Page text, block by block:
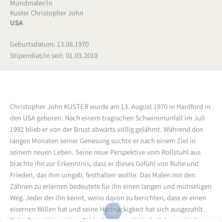
Mundmaler/in
Kuster Christopher John
USA
Geburtsdatum: 13.08.1970
Stipendiat/in seit: 01.03.2010
Christopher John KUSTER wurde am 13. August 1970 in Hardford in
den USA geboren. Nach einem tragischen Schwimmunfall im Juli
1992 blieb er von der Brust abwärts völlig gelähmt. Während den
langen Monaten seiner Genesung suchte er nach einem Ziel in
seinem neuen Leben. Seine neue Perspektive vom Rollstuhl aus
brachte ihn zur Erkenntnis, dass er dieses Gefühl von Ruhe und
Frieden, das ihm umgab, festhalten wollte. Das Malen mit den
Zähnen zu erlernen bedeutete für ihn einen langen und mühseligen
Weg. Jeder der ihn kennt, weiss davon zu berichten, dass er einen
eisernen Willen hat und seine Hartnäckigkeit hat sich ausgezahlt.
Beim Betrachten seiner Bilder kann man beinahe hören, wie der